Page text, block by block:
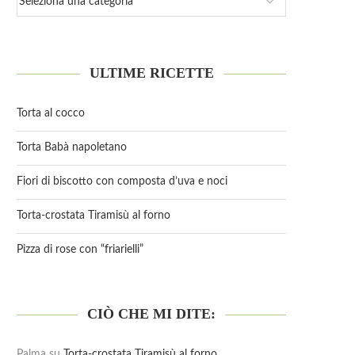
ULTIME RICETTE
Torta al cocco
Torta Babà napoletano
Fiori di biscotto con composta d’uva e noci
Torta-crostata Tiramisù al forno
Pizza di rose con “friarielli”
CIÒ CHE MI DITE: